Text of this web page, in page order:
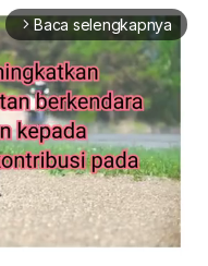
arrow_forward_ios Baca selengkapnya